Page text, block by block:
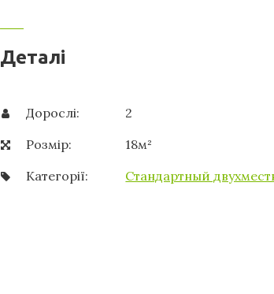
Деталі
Дорослі:
2
Розмір:
18м²
Категорії:
Стандартный